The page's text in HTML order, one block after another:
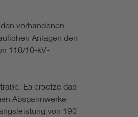
vorhandenen
Anlagen den
110/10-kV-
Es ersetze das
Abspannwerke
von 190